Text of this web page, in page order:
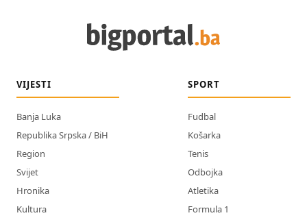
VIJESTI
Banja Luka
Republika Srpska / BiH
Region
Svijet
Hronika
Kultura
SPORT
Fudbal
Košarka
Tenis
Odbojka
Atletika
Formula 1